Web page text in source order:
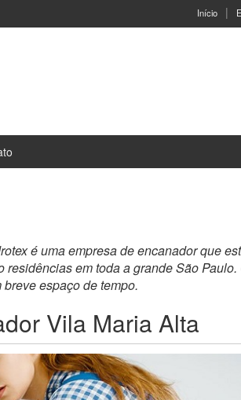
Início
é uma empresa de encanador que
residências em toda a grande São
espaço de tempo.
Vila Maria Alta